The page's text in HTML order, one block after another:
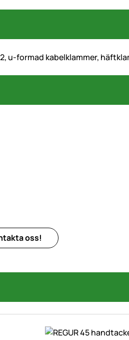
u-formad kabelklammer,
oss!